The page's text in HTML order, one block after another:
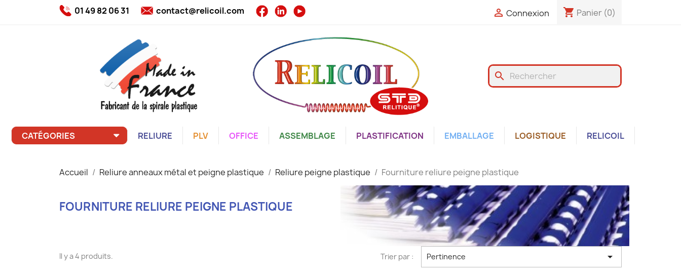
01 49 82 06 31 contact@relicoil.com  Connexion shopping_cart Panier (0)
search
CATÉGORIES RELIURE PLV OFFICE ASSEMBLAGE PLASTIFICATION EMBALLAGE LOGISTIQUE RELICOIL
Accueil Reliure anneaux métal et peigne plastique Reliure peigne plastique Fourniture reliure peigne plastique
FOURNITURE RELIURE PEIGNE PLASTIQUE
Il y a 4 produits. Trier par : Pertinence 